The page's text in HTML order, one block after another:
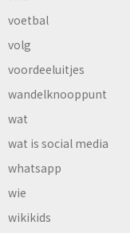
voetbal
volg
voordeeluitjes
wandelknooppunt
wat
wat is social media
whatsapp
wie
wikikids